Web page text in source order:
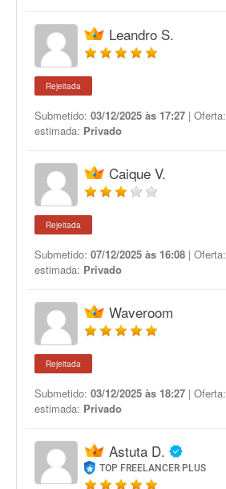
Leandro S.
Rejeitada
Submetido: 03/12/2025 às 17:27 | Oferta:
estimada: Privado
Caique V.
Rejeitada
Submetido: 07/12/2025 às 16:08 | Oferta:
estimada: Privado
Waveroom
Rejeitada
Submetido: 03/12/2025 às 18:27 | Oferta:
estimada: Privado
Astuta D.
TOP FREELANCER PLUS